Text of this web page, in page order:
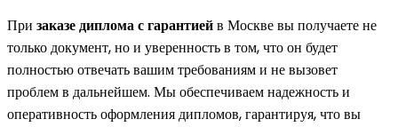
При заказе диплома с гарантиейв Москве вы получаете не
только документ, но и уверенность в том, что он будет
полностью отвечать вашим требованиям и не вызовет
проблем в дальнейшем. Мы обеспечиваем надежность и
оперативность оформления дипломов, гарантируя, что вы